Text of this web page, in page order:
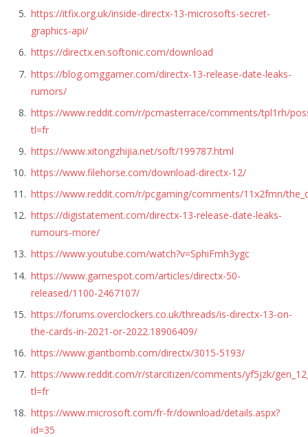
https://itfix.org.uk/inside-directx-13-microsofts-secret-
graphics-api/
https://directx.en.softonic.com/download
https://blog.omggamer.com/directx-13-release-date-leaks-
rumors/
https://www.reddit.com/r/pcmasterrace/comments/tpl1rh/
tl=fr
https://www.xitongzhijia.net/soft/199787.html
https://www.filehorse.com/download-directx-12/
https://www.reddit.com/r/pcgaming/comments/11x2fmn/
https://digistatement.com/directx-13-release-date-leaks-
rumours-more/
https://www.youtube.com/watch?v=SphiFmh3ygc
https://www.gamespot.com/articles/directx-50-
released/1100-2467107/
https://forums.overclockers.co.uk/threads/is-directx-13-on-
the-cards-in-2021-or-2022.18906409/
https://www.giantbomb.com/directx/3015-5193/
https://www.reddit.com/r/starcitizen/comments/yf5jzk/
tl=fr
https://www.microsoft.com/fr-fr/download/details.aspx?
id=35